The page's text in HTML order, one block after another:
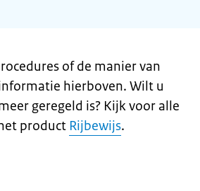
of de manier van
hierboven. Wilt u
geregeld is? Kijk voor alle
product Rijbewijs.